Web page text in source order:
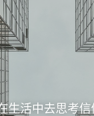
生活中去思考